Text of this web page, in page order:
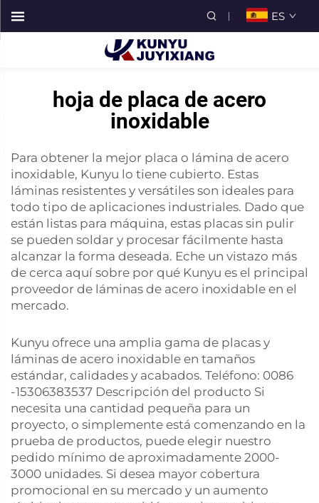
ES
hoja de placa de acero
inoxidable
Para obtener la mejor placa o lámina de acero
inoxidable, Kunyu lo tiene cubierto. Estas
láminas resistentes y versátiles son ideales para
todo tipo de aplicaciones industriales. Dado que
están listas para máquina, estas placas sin pulir
se pueden soldar y procesar fácilmente hasta
alcanzar la forma deseada. Eche un vistazo más
de cerca aquí sobre por qué Kunyu es el principal
proveedor de láminas de acero inoxidable en el
mercado.
Kunyu ofrece una amplia gama de placas y
láminas de acero inoxidable en tamaños
estándar, calidades y acabados. Teléfono: 0086
-15306383537 Descripción del producto Si
necesita una cantidad pequeña para un
proyecto, o simplemente está comenzando en la
prueba de productos, puede elegir nuestro
pedido mínimo de aproximadamente 2000-
3000 unidades. Si desea mayor cobertura
promocional en su mercado y un aumento